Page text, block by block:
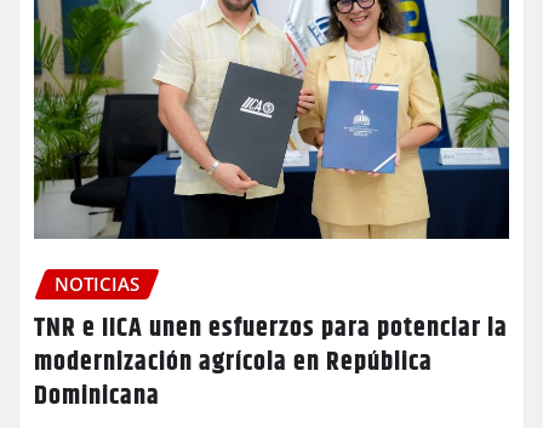
NOTICIAS
TNR e IICA unen esfuerzos para potenciar la
modernización agrícola en República
Dominicana